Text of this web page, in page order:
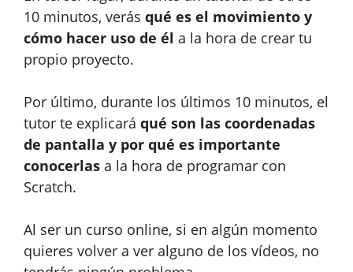
10 minutos, verás qué es el movimiento y
cómo hacer uso de él a la hora de crear tu
propio proyecto.
Por último, durante los últimos 10 minutos, el
tutor te explicará qué son las coordenadas
de pantalla y por qué es importante
conocerlas a la hora de programar con
Scratch.
Al ser un curso online, si en algún momento
quieres volver a ver alguno de los vídeos, no